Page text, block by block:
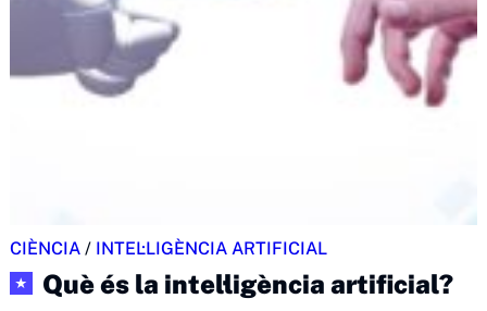
CIÈNCIA / INTEL·LIGÈNCIA ARTIFICIAL
★ Què és la intel·ligència artificial?